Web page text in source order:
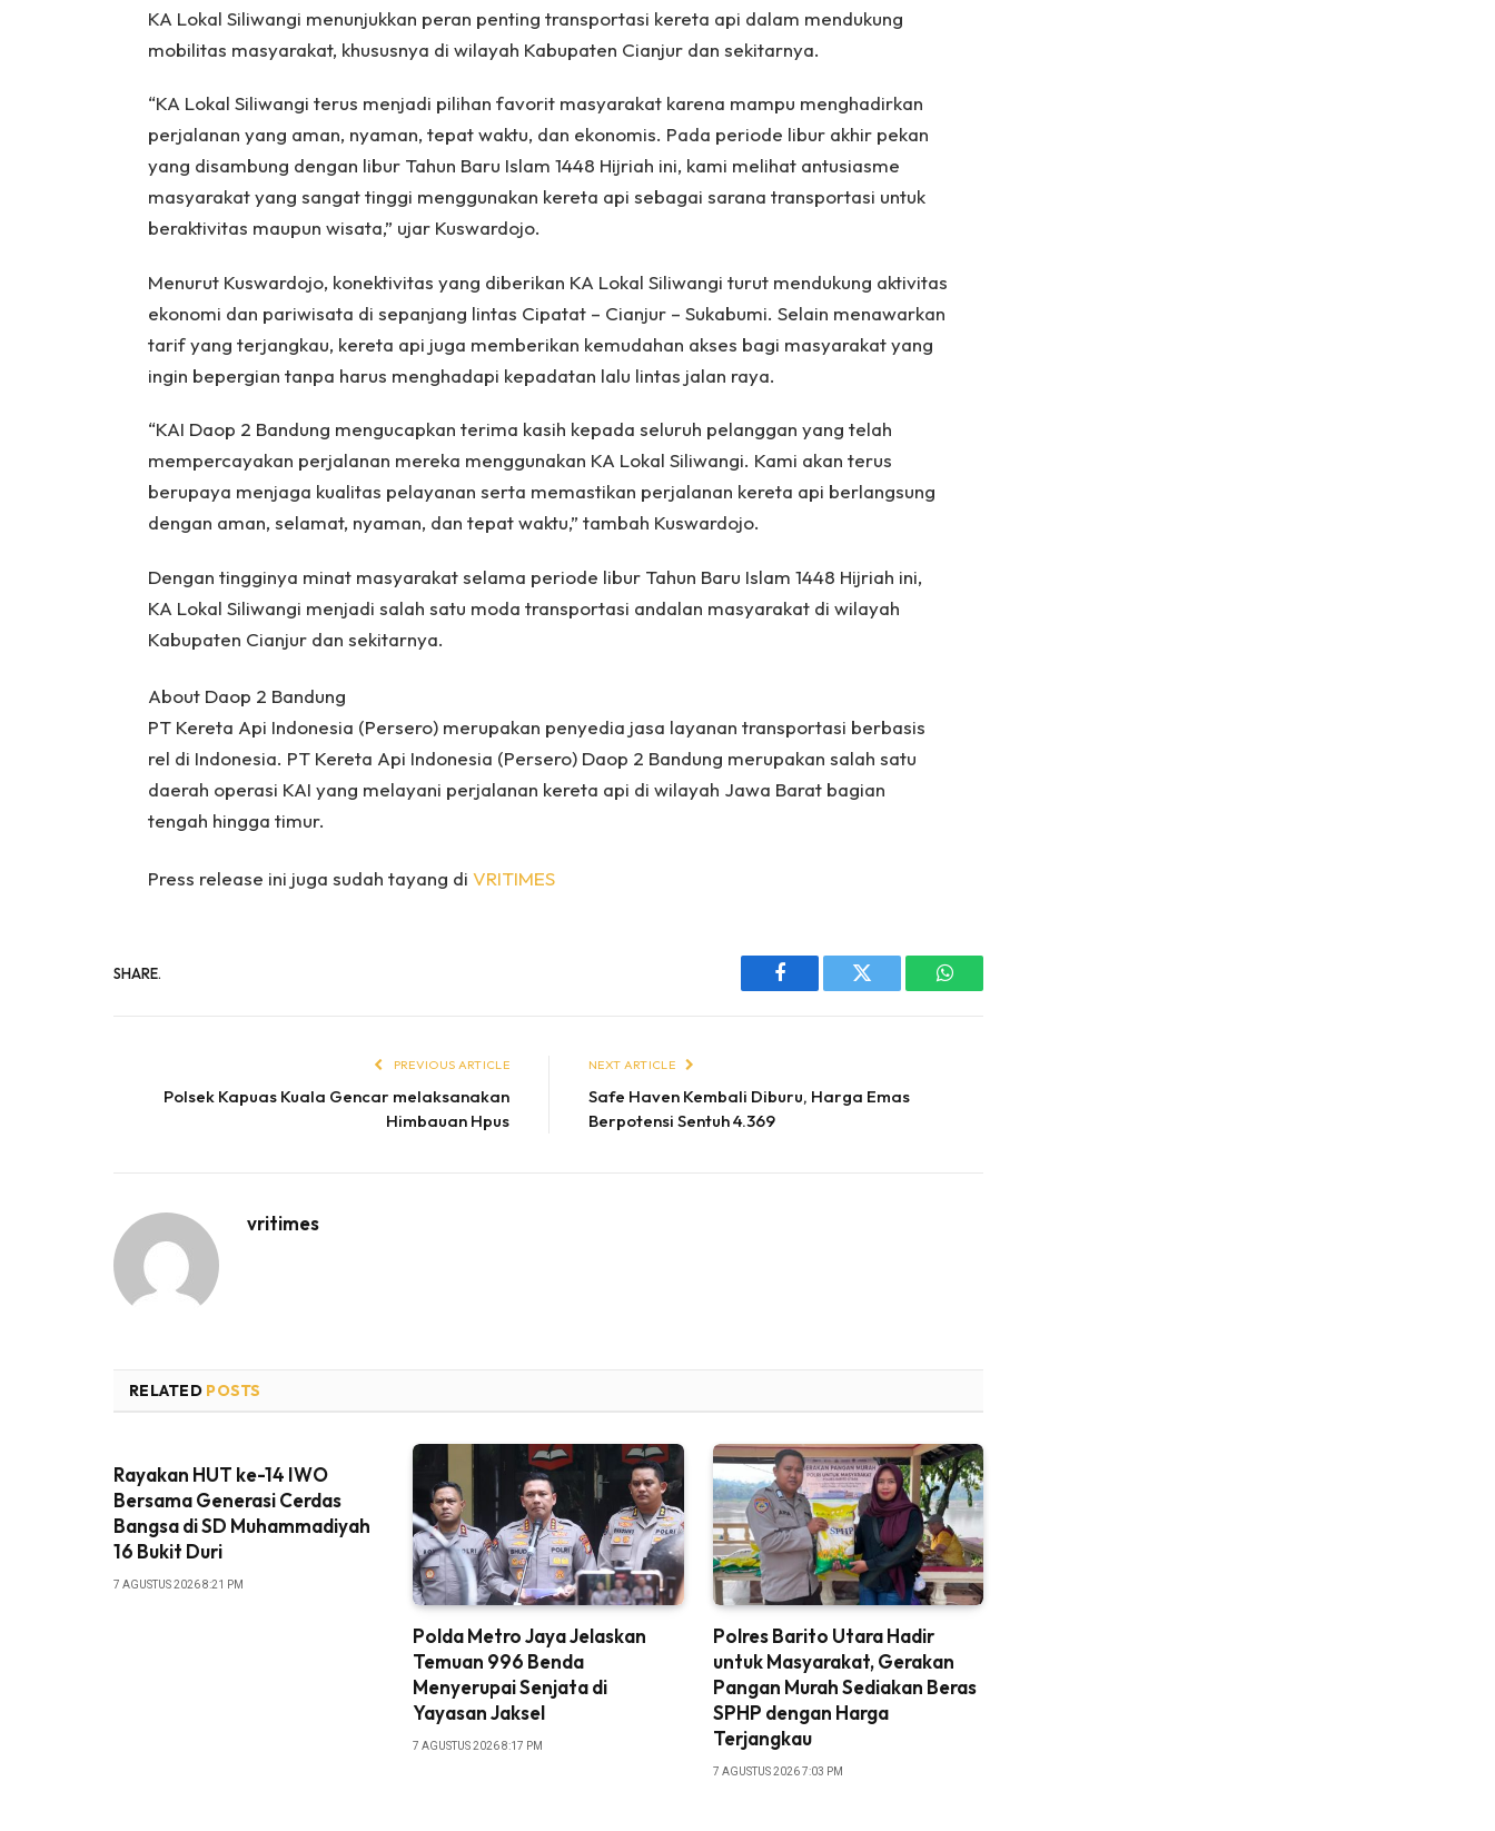
KA Lokal Siliwangi menunjukkan peran penting transportasi kereta api dalam mendukung
mobilitas masyarakat, khususnya di wilayah Kabupaten Cianjur dan sekitarnya.
“KA Lokal Siliwangi terus menjadi pilihan favorit masyarakat karena mampu menghadirkan
perjalanan yang aman, nyaman, tepat waktu, dan ekonomis. Pada periode libur akhir pekan
yang disambung dengan libur Tahun Baru Islam 1448 Hijriah ini, kami melihat antusiasme
masyarakat yang sangat tinggi menggunakan kereta api sebagai sarana transportasi untuk
beraktivitas maupun wisata,” ujar Kuswardojo.
Menurut Kuswardojo, konektivitas yang diberikan KA Lokal Siliwangi turut mendukung aktivitas
ekonomi dan pariwisata di sepanjang lintas Cipatat – Cianjur – Sukabumi. Selain menawarkan
tarif yang terjangkau, kereta api juga memberikan kemudahan akses bagi masyarakat yang
ingin bepergian tanpa harus menghadapi kepadatan lalu lintas jalan raya.
“KAI Daop 2 Bandung mengucapkan terima kasih kepada seluruh pelanggan yang telah
mempercayakan perjalanan mereka menggunakan KA Lokal Siliwangi. Kami akan terus
berupaya menjaga kualitas pelayanan serta memastikan perjalanan kereta api berlangsung
dengan aman, selamat, nyaman, dan tepat waktu,” tambah Kuswardojo.
Dengan tingginya minat masyarakat selama periode libur Tahun Baru Islam 1448 Hijriah ini,
KA Lokal Siliwangi menjadi salah satu moda transportasi andalan masyarakat di wilayah
Kabupaten Cianjur dan sekitarnya.
About Daop 2 Bandung
PT Kereta Api Indonesia (Persero) merupakan penyedia jasa layanan transportasi berbasis
rel di Indonesia. PT Kereta Api Indonesia (Persero) Daop 2 Bandung merupakan salah satu
daerah operasi KAI yang melayani perjalanan kereta api di wilayah Jawa Barat bagian
tengah hingga timur.
Press release ini juga sudah tayang di VRITIMES
SHARE.
Facebook Twitter WhatsApp
PREVIOUS ARTICLE
Polsek Kapuas Kuala Gencar melaksanakan
Himbauan Hpus
NEXT ARTICLE
Safe Haven Kembali Diburu, Harga Emas
Berpotensi Sentuh 4.369
vritimes
RELATED POSTS
Rayakan HUT ke-14 IWO
Bersama Generasi Cerdas
Bangsa di SD Muhammadiyah
16 Bukit Duri
7 AGUSTUS 2026 8:21 PM
Polda Metro Jaya Jelaskan
Temuan 996 Benda
Menyerupai Senjata di
Yayasan Jaksel
7 AGUSTUS 2026 8:17 PM
Polres Barito Utara Hadir
untuk Masyarakat, Gerakan
Pangan Murah Sediakan Beras
SPHP dengan Harga
Terjangkau
7 AGUSTUS 2026 7:03 PM